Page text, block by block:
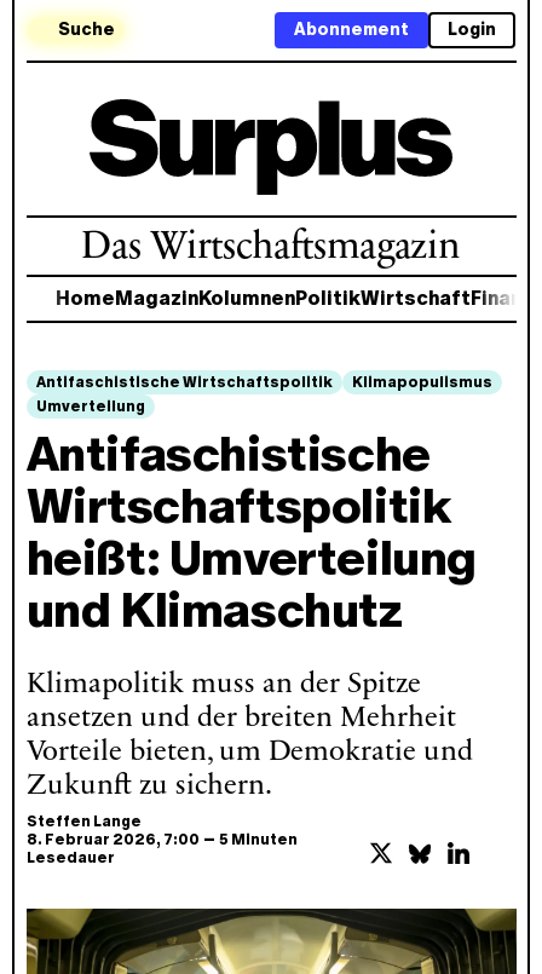
Suche Login
Abonnement
Das Wirtschaftsmagazin
Home MagazinKolumnenPolitikWirtschaft
Antifaschistische Wirtschaftspolitik
Klimapopulismus
Umverteilung
Antifaschistische
Wirtschaftspolitik
heißt: Umverteilung
und Klimaschutz
Klimapolitik muss an der Spitze
ansetzen und der breiten Mehrheit
Vorteile bieten, um Demokratie und
Zukunft zu sichern.
Steffen Lange
8. Februar 2026, 7:00 – 5 Minuten
Lesedauer